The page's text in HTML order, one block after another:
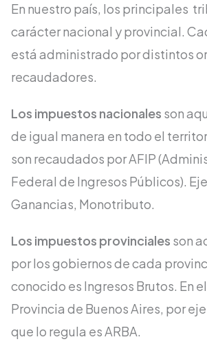
En nuestro país, los principales
carácter nacional y provincial.
está administrado por distintos
recaudadores.
Los impuestos nacionales son
de igual manera en todo el
son recaudados por AFIP
Federal de Ingresos Públicos).
Ganancias, Monotributo.
Los impuestos provinciales son
por los gobiernos de cada
conocido es Ingresos Brutos. En
Provincia de Buenos Aires, por
que lo regula es ARBA.